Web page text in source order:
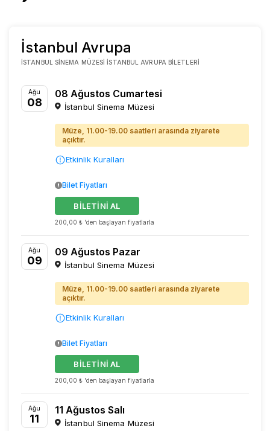
İstanbul Avrupa
İSTANBUL SINEMA MÜZESI İSTANBUL AVRUPA BILETLERI
Ağu
08
08 Ağustos Cumartesi
İstanbul Sinema Müzesi
Müze, 11.00-19.00 saatleri arasında ziyarete
açıktır.
Etkinlik Kuralları
200,00 ₺ 'den başlayan fiyatlarla
BİLETİNİ AL
Bilet Fiyatları
Ağu
09
09 Ağustos Pazar
İstanbul Sinema Müzesi
Müze, 11.00-19.00 saatleri arasında ziyarete
açıktır.
Etkinlik Kuralları
200,00 ₺ 'den başlayan fiyatlarla
BİLETİNİ AL
Bilet Fiyatları
Ağu
11
11 Ağustos Salı
İstanbul Sinema Müzesi